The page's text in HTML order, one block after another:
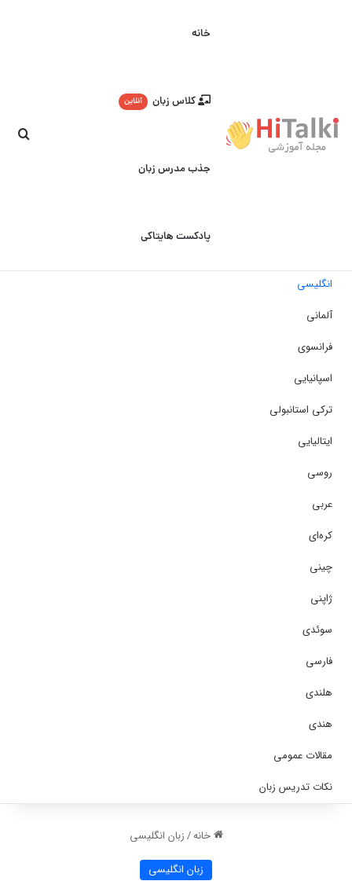
خانه
کلاس زبان آنلاین
جذب مدرس زبان
پادکست هایتاکی
انگلیسی
آلمانی
فرانسوی
اسپانیایی
ترکی استانبولی
ایتالیایی
روسی
عربی
کره‌ای
چینی
ژاپنی
سوئدی
فارسی
هلندی
هندی
مقالات عمومی
نکات تدریس زبان
خانه/زبان انگلیسی
زبان انگلیسی